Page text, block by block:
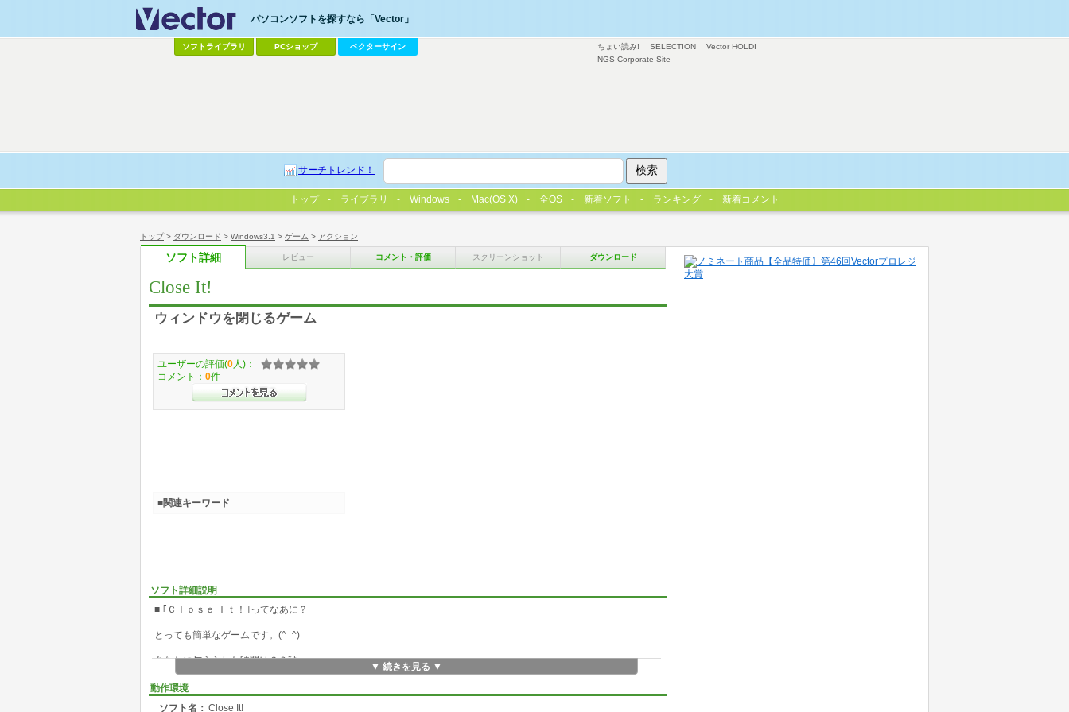
トップ> ダウンロード > Windows3.1 > ゲーム > アクション
ソフト詳細 レビュー コメント・評価 スクリーンショット ダウンロード
Close It!
ウィンドウを閉じるゲーム
ソフト詳細説明
■ ｢Ｃｌｏｓｅ Ｉｔ！｣ってなあに？
とっても簡単なゲームです。(^_^)
あなたに与えられた時間は６０秒。
さて、何枚のウィンドウをクローズできるかな？
▼ 続きを見る ▼
動作環境
ソフト名： Close It!
ユーザーの評価(0 人)：
コメント： 0件
■関連キーワード
ちょい読み! SELECTION
Vector HOLDI
NGS Corporate Site
パソコンソフトを探すなら「Vector」
ソフトライブラリ PCショップ ベクターサイン
サーチトレンド！
トップ ライブラリ Windows Mac(OS X) 全OS 新着ソフト ランキング 新着コメント